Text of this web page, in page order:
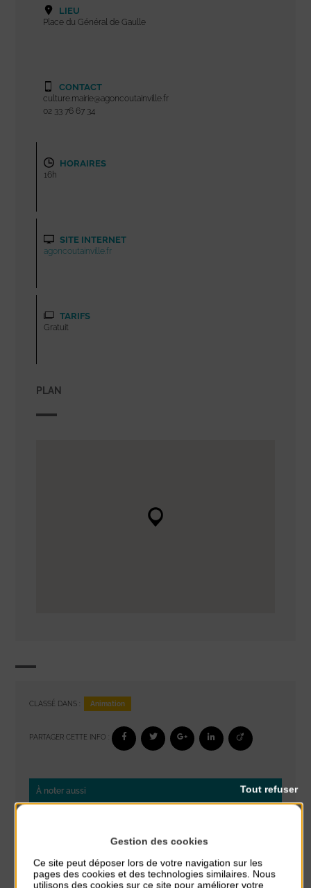
LIEU
Place du Général de Gaulle
CONTACT
culture.mairie@agoncoutainville.fr
02 33 76 67 34
HORAIRES
16h
SITE INTERNET
agoncoutainville.fr
TARIFS
Gratuit
PLAN
CLASSÉ DANS : Animation
PARTAGER CETTE INFO :
À noter aussi
Stretching
Gestion des cookies
Ce site peut déposer lors de votre navigation sur les
pages des cookies et des technologies similaires. Nous
utilisons des cookies sur ce site pour améliorer votre
Tout refuser